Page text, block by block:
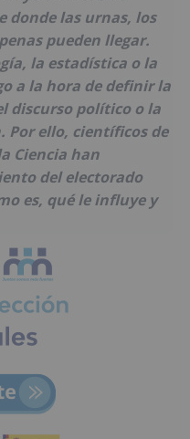
donde las urnas, los
pueden llegar.
la estadística o la
a la hora de definir la
discurso político o la
Por ello, científicos de
Ciencia han
del electorado
es, qué le influye y